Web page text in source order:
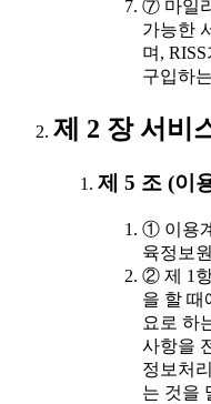
⑦ 마일
가능한
며,
구입하
제 2 장 서비
제 5 조 (이
① 이용
육정보
② 제 1
을 할 때
요로 하
사항을
정보처
는 것을